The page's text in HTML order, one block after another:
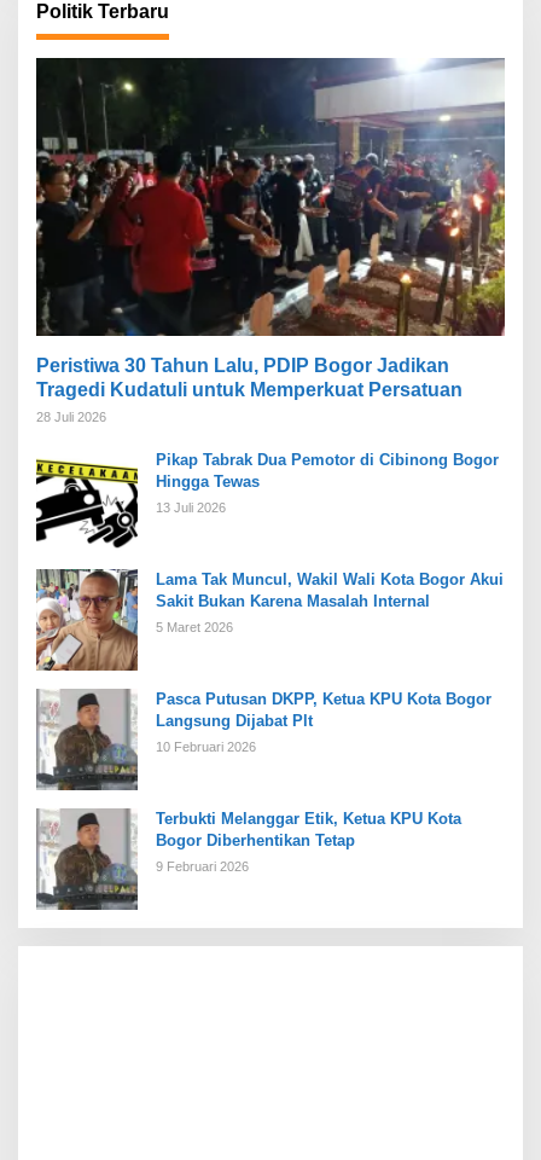
Politik Terbaru
Peristiwa 30 Tahun Lalu, PDIP Bogor Jadikan
Tragedi Kudatuli untuk Memperkuat Persatuan
28 Juli 2026
Pikap Tabrak Dua Pemotor di Cibinong Bogor
Hingga Tewas
13 Juli 2026
Lama Tak Muncul, Wakil Wali Kota Bogor Akui
Sakit Bukan Karena Masalah Internal
5 Maret 2026
Pasca Putusan DKPP, Ketua KPU Kota Bogor
Langsung Dijabat Plt
10 Februari 2026
Terbukti Melanggar Etik, Ketua KPU Kota
Bogor Diberhentikan Tetap
9 Februari 2026